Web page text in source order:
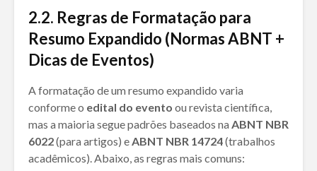
2.2. Regras de Formatação para
Resumo Expandido (Normas ABNT +
Dicas de Eventos)
A formatação de um resumo expandido varia
conforme o edital do evento ou revista científica,
mas a maioria segue padrões baseados na ABNT NBR
6022(para artigos) eABNT NBR 14724(trabalhos
acadêmicos). Abaixo, as regras mais comuns: